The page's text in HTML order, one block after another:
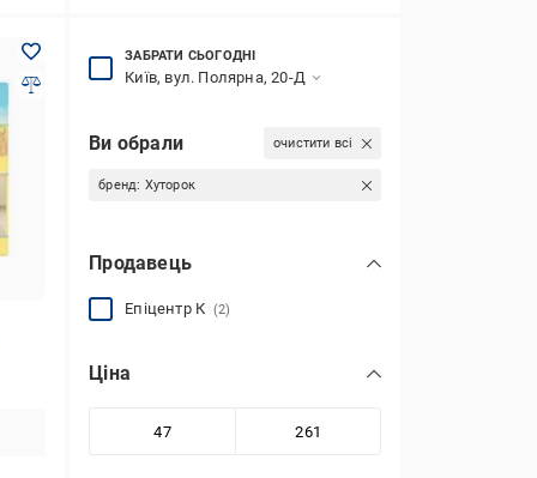
ЗАБРАТИ СЬОГОДНІ
Київ, вул. Полярна, 20-Д
Ви обрали очистити всі
бренд: Хуторок
Продавець
Епіцентр К (2)
Ціна